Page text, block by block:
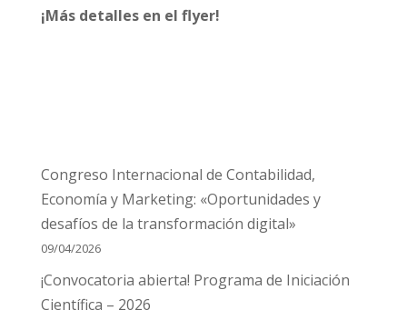
¡Más detalles en el flyer!
Congreso Internacional de Contabilidad,
Economía y Marketing: «Oportunidades y
desafíos de la transformación digital»
09/04/2026
¡Convocatoria abierta! Programa de Iniciación
Científica – 2026